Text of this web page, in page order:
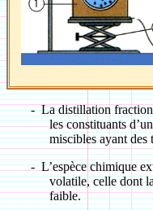
- La distillation
les constituants
miscibles ayant des
- L’espèce chimique
volatile, celle dont
faible.